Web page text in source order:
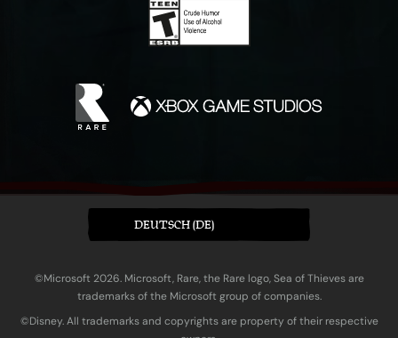
DEUTSCH (DE)
©Microsoft 2026. Microsoft, Rare, the Rare logo, Sea of Thieves are
trademarks of the Microsoft group of companies.
©Disney. All trademarks and copyrights are property of their respective